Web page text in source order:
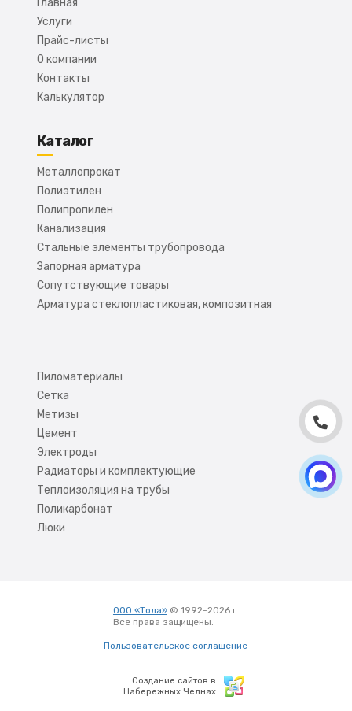
Главная
Услуги
Прайс-листы
О компании
Контакты
Калькулятор
Каталог
Металлопрокат
Полиэтилен
Полипропилен
Канализация
Стальные элементы трубопровода
Запорная арматура
Сопутствующие товары
Арматура стеклопластиковая, композитная
Пиломатериалы
Сетка
Метизы
Цемент
Электроды
Радиаторы и комплектующие
Теплоизоляция на трубы
Поликарбонат
Люки
ООО «Тола»© 1992-2026 г.
Все права защищены.
Пользовательское соглашение
Создание сайтов в
Набережных Челнах